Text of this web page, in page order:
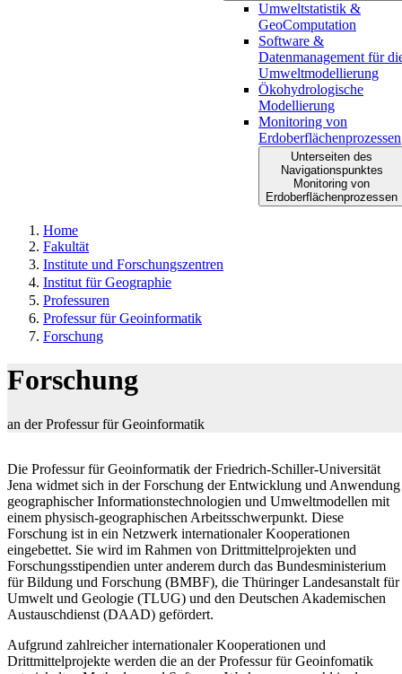
Umweltstatistik &
GeoComputation
Software &
Datenmanagement für
Umweltmodellierung
Ökohydrologische
Modellierung
Monitoring von
Erdoberflächenprozessen
Unterseiten des
Navigationspunktes
Monitoring von
Erdoberflächenprozessen
Home
Fakultät
Institute und Forschungszentren
Institut für Geographie
Professuren
Professur für Geoinformatik
Forschung
Forschung
an der Professur für Geoinformatik
Die Professur für Geoinformatik der Friedrich-Schiller-Universität
Jena widmet sich in der Forschung der Entwicklung und Anwendung
geographischer Informationstechnologien und Umweltmodellen mit
einem physisch-geographischen Arbeitsschwerpunkt. Diese
Forschung ist in ein Netzwerk internationaler Kooperationen
eingebettet. Sie wird im Rahmen von Drittmittelprojekten und
Forschungsstipendien unter anderem durch das Bundesministerium
für Bildung und Forschung (BMBF), die Thüringer Landesanstalt für
Umwelt und Geologie (TLUG) und den Deutschen Akademischen
Austauschdienst (DAAD) gefördert.
Aufgrund zahlreicher internationaler Kooperationen und
Drittmittelprojekte werden die an der Professur für Geoinfomatik